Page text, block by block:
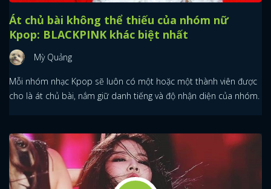
Át chủ bài không thể thiếu của nhóm nữ
Kpop: BLACKPINK khác biệt nhất
Mỳ Quảng
Mỗi nhóm nhạc Kpop sẽ luôn có một hoặc một thành viên được
cho là át chủ bài, nắm giữ danh tiếng và độ nhận diện của nhóm.